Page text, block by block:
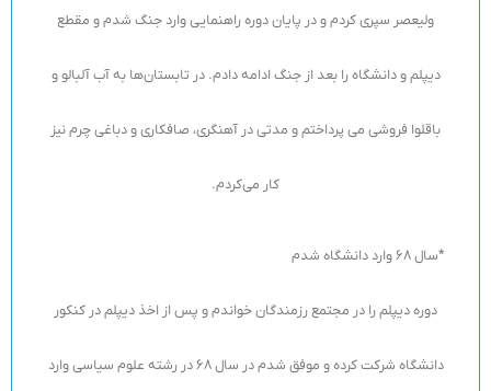
ولیعصر سپری کردم‌ و در پایان دوره راهنمایی وارد جنگ شدم و مقطع
دیپلم و دانشگاه را بعد از جنگ ادامه دادم. در تابستان‌ها به آب آلبالو و
باقلوا فروشی می پرداختم و مدتی در آهنگری، صافکاری و دباغی چرم نیز
کار می‌کردم.
*سال 68 وارد دانشگاه شدم
دوره دیپلم را در مجتمع رزمندگان خواندم و پس از اخذ دیپلم در کنکور
دانشگاه شرکت کرده و موفق شدم در سال 68 در رشته علوم سیاسی وارد